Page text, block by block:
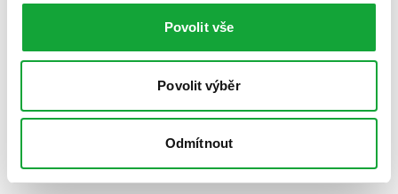
Povolit vše
Povolit výběr
Odmítnout